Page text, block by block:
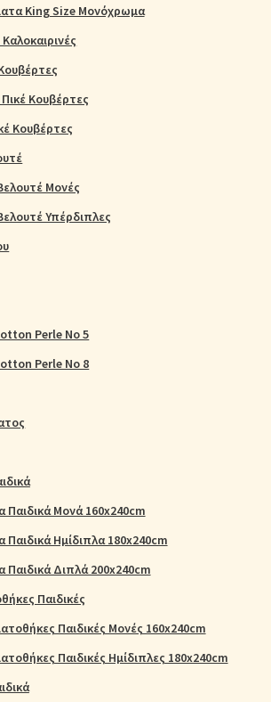
King Size Μονόχρωμα
Κουβέρτες
Κουβέρτες
Μονές
Υπέρδιπλες
Perle No 5
Perle No 8
Παιδικά Μονά 160x240cm
Παιδικά Ημίδιπλα 180x240cm
Παιδικά Διπλά 200x240cm
Παιδικές
Παιδικές Μονές 160x240cm
Παιδικές Ημίδιπλες 180x240cm